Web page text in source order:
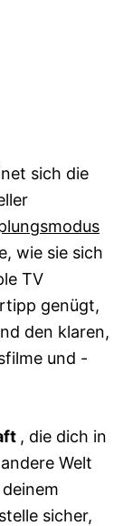
sich die
wie sie sich
TV
genügt,
den klaren,
und -
, die dich in
Welt
sicher,